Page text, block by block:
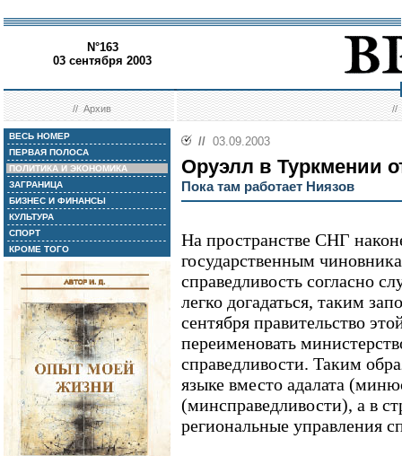
N°163
03 сентября 2003
//Архив //
ВЕСЬ НОМЕР
ПЕРВАЯ ПОЛОСА
ПОЛИТИКА И ЭКОНОМИКА
ЗАГРАНИЦА
БИЗНЕС И ФИНАНСЫ
КУЛЬТУРА
СПОРТ
КРОМЕ ТОГО
// 03.09.2003
Оруэлл в Туркмении
Пока там работает Ниязов
На пространстве СНГ
государственным
справедливость согласно
легко догадаться, таким
сентября правительство
переименовать
справедливости. Таким
языке вместо адалата
(минсправедливости), а в
региональные управления